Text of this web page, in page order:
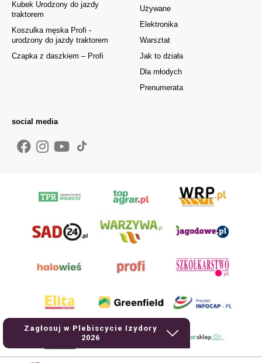
Zagłosuj w Plebiscycie Izydory
2026
Używane
Elektronika
Warsztat
Jak to działa
Dla młodych
Prenumerata
Kubek Urodzony do jazdy
traktorem
Koszulka męska Profi -
urodzony do jazdy traktorem
Czapka z daszkiem – Profi
social media